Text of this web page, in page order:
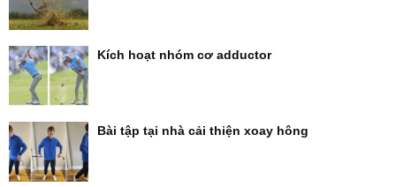
Kích hoạt nhóm cơ adductor
Bài tập tại nhà cải thiện xoay hông